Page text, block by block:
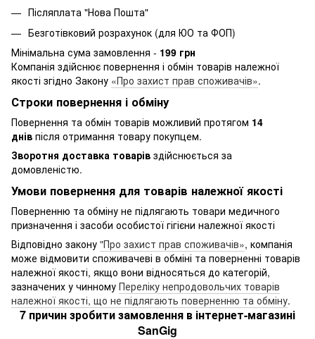
Післяплата "Нова Пошта"
Безготівковий розрахунок (для ЮО та ФОП)
Мінімальна сума замовлення - 199 грн
Компанія здійснює повернення і обмін товарів належної
якості згідно Закону «Про захист прав споживачів».
Строки повернення і обміну
Повернення та обмін товарів можливий протягом 14
днів після отримання товару покупцем.
Зворотня доставка товарів здійснюється за
домовленістю.
Умови повернення для товарів належної якості
Поверненню та обміну не підлягають товари медичного
призначення і засоби особистої гігієни належної якості
Відповідно закону "Про захист прав споживачів», компанія
може відмовити споживачеві в обміні та поверненні товарів
належної якості, якщо вони відносяться до категорій,
зазначених у чинному Переліку непродовольчих товарів
належної якості, що не підлягають поверненню та обміну.
7 причин зробити замовлення в інтернет-магазині
SanGig